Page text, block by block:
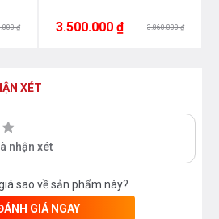
₫ 3.500.000 ₫ 3.860.000 ₫
XÉT
nhận xét
sao về sản phẩm này?
GIÁ NGAY